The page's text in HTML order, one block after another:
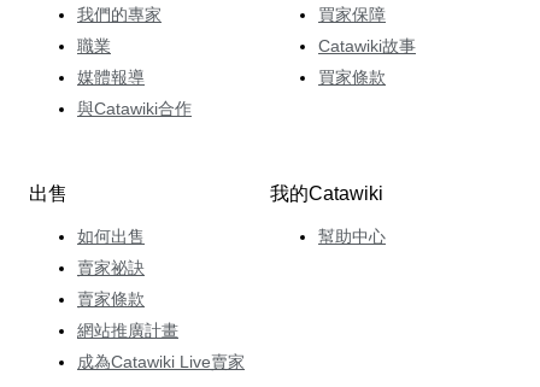
我們的專家
職業
媒體報導
與Catawiki合作
買家保障
Catawiki故事
買家條款
出售
如何出售
賣家祕訣
賣家條款
網站推廣計畫
成為Catawiki Live賣家
我的Catawiki
幫助中心